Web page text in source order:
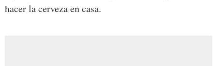
hacer la cerveza en casa.